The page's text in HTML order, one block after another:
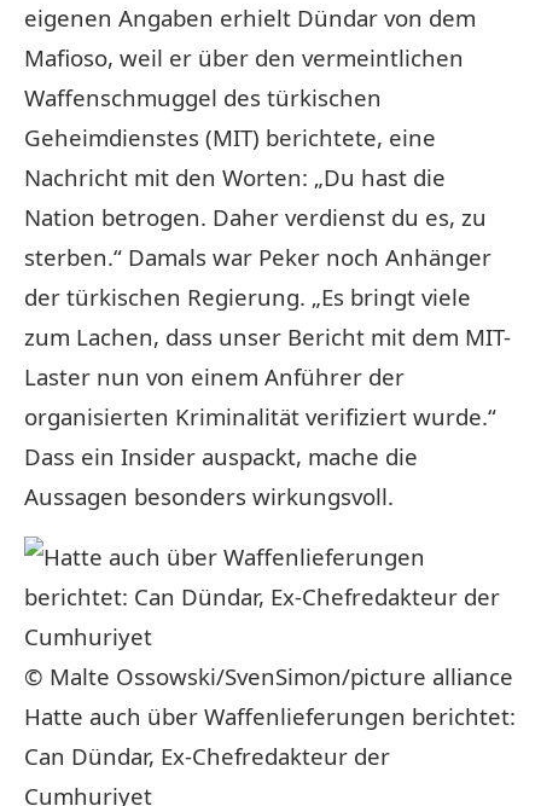
eigenen Angaben erhielt Dündar von dem
Mafioso, weil er über den vermeintlichen
Waffenschmuggel des türkischen
Geheimdienstes (MIT) berichtete, eine
Nachricht mit den Worten: „Du hast die
Nation betrogen. Daher verdienst du es, zu
sterben.“ Damals war Peker noch Anhänger
der türkischen Regierung. „Es bringt viele
zum Lachen, dass unser Bericht mit dem MIT-
Laster nun von einem Anführer der
organisierten Kriminalität verifiziert wurde.“
Dass ein Insider auspackt, mache die
Aussagen besonders wirkungsvoll.
© Malte Ossowski/SvenSimon/picture alliance
Hatte auch über Waffenlieferungen berichtet:
Can Dündar, Ex-Chefredakteur der
Cumhuriyet